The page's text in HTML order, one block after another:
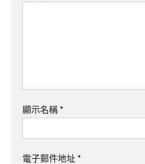
顯示名稱 *
電子郵件地址 *